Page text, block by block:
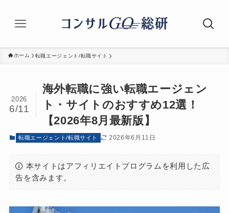
ホーム 転職エージェント/転職サイト
海外転職に強い転職エージェン
ト・サイトのおすすめ12選！
【2026年8月最新版】
2026
6/11
転職エージェント/転職サイト 2026年6月11日
本サイトはアフィリエイトプログラムを利用した広
告を含みます。